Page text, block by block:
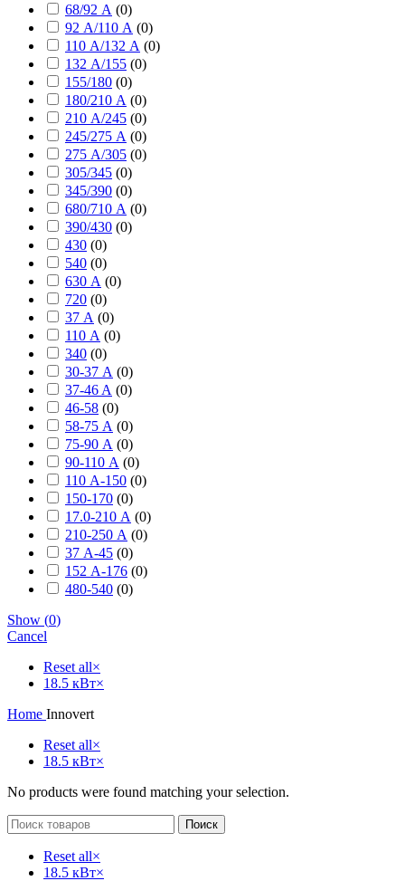
68/92 А (0)
92 А/110 А (0)
110 А/132 А (0)
132 А/155 (0)
155/180 (0)
180/210 А (0)
210 А/245 (0)
245/275 А (0)
275 А/305 (0)
305/345 (0)
345/390 (0)
680/710 А (0)
390/430 (0)
430 (0)
540 (0)
630 А (0)
720 (0)
37 А (0)
110 А (0)
340 (0)
30-37 А (0)
37-46 A (0)
46-58 (0)
58-75 А (0)
75-90 А (0)
90-110 А (0)
110 А-150 (0)
150-170 (0)
17.0-210 А (0)
210-250 А (0)
37 А-45 (0)
152 А-176 (0)
480-540 (0)
Show (0)
Cancel
Reset all×
18.5 кВт×
Home Innovert
Reset all×
18.5 кВт×
No products were found matching your selection.
Поиск
Reset all×
18.5 кВт×